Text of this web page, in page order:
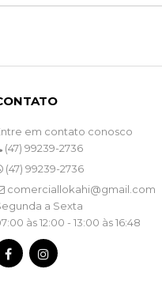
em contato conosco
(47) 99239-2736
(47) 99239-2736
comerciallokahi@gmail.com
a Sexta
às 12:00 - 13:00 às 16:48